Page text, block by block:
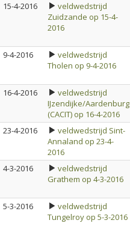
15-4-2016
veldwedstrijd
Zuidzande op 15-4-
2016
9-4-2016
veldwedstrijd
Tholen op 9-4-2016
16-4-2016
veldwedstrijd
IJzendijke/Aardenburg
(CACIT) op 16-4-2016
23-4-2016
veldwedstrijd Sint-
Annaland op 23-4-
2016
4-3-2016
veldwedstrijd
Grathem op 4-3-2016
5-3-2016
veldwedstrijd
Tungelroy op 5-3-2016